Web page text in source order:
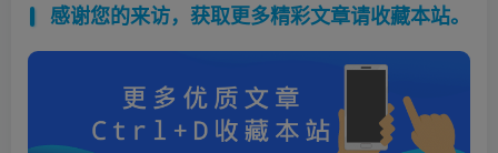
感谢您的来访，获取更多精彩文章请收藏本站。